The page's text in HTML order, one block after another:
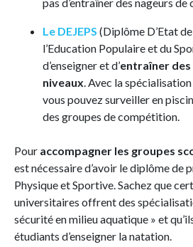
Le DEJEPS (Diplôme D’Etat
l’Education Populaire et du
d’enseigner et d’entraîner des
niveaux. Avec la
vous pouvez surveiller en
des groupes de compétition.
Pour accompagner les groupes
est nécessaire d’avoir le diplôme de
Physique et Sportive. Sachez que
universitaires offrent des
sécurité en milieu aquatique » et
étudiants d’enseigner la natation.